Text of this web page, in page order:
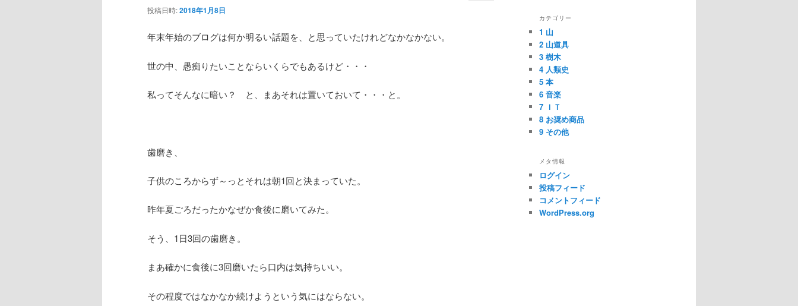
投稿日時:2018年1月8日
年末年始のブログは何か明るい話題を、と思っていたけれどなかなかない。
世の中、愚痴りたいことならいくらでもあるけど・・・
私ってそんなに暗い？ と、まあそれは置いておいて・・・と。
歯磨き、
子供のころからず～っとそれは朝1回と決まっていた。
昨年夏ごろだったかなぜか食後に磨いてみた。
そう、1日3回の歯磨き。
まあ確かに食後に3回磨いたら口内は気持ちいい。
その程度ではなかなか続けようという気にはならない。
カテゴリー
1 山
2 山道具
3 樹木
4 人類史
5 本
6 音楽
7 ＩＴ
8 お奨め商品
9 その他
メタ情報
ログイン
投稿フィード
コメントフィード
WordPress.org